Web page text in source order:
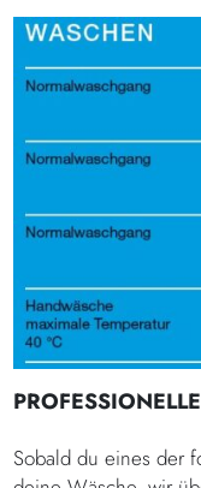
Sobald du eines der